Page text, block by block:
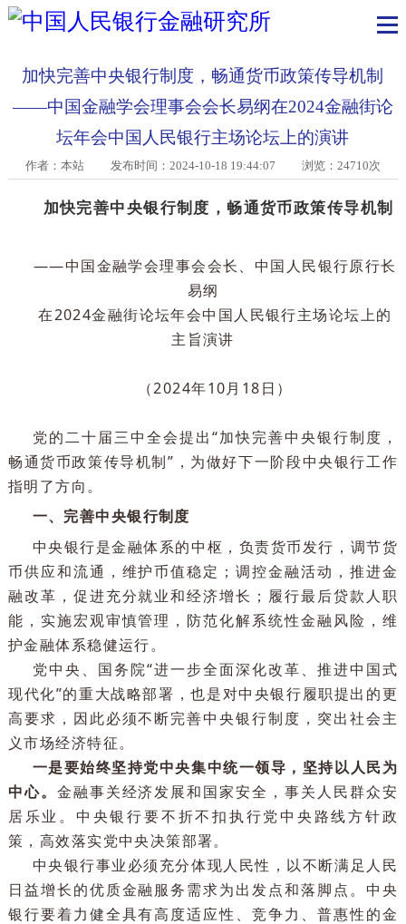
加快完善中央银行制度，畅通货币政策传导机制
——中国金融学会理事会会长易纲在2024金融街
坛年会中国人民银行主场论坛上的演讲
作者：本站发布时间：2024-10-18 19:44:07 浏览：24710次
加快完善中央银行制度，畅通货币政策传导机
——中国金融学会理事会会长、中国人民银行原行
易纲
在2024金融街论坛年会中国人民银行主场论坛上
党的二十届三中全会提出“加快完善中央银行制度
畅通货币政策传导机制”，为做好下一阶段中央银行工
指明了方向。
一、完善中央银行制度
中央银行是金融体系的中枢，负责货币发行，调节
币供应和流通，维护币值稳定；调控金融活动，推进
融改革，促进充分就业和经济增长；履行最后贷款人
能，实施宏观审慎管理，防范化解系统性金融风险，
护金融体系稳健运行。
党中央、国务院“进一步全面深化改革、推进中国
现代化”的重大战略部署，也是对中央银行履职提出的
高要求，因此必须不断完善中央银行制度，突出社会
义市场经济特征。
一是要始终坚持党中央集中统一领导，坚持以人民
中心。金融事关经济发展和国家安全，事关人民群众
居乐业。中央银行要不折不扣执行党中央路线方针
策，高效落实党中央决策部署。
中央银行事业必须充分体现人民性，以不断满足人